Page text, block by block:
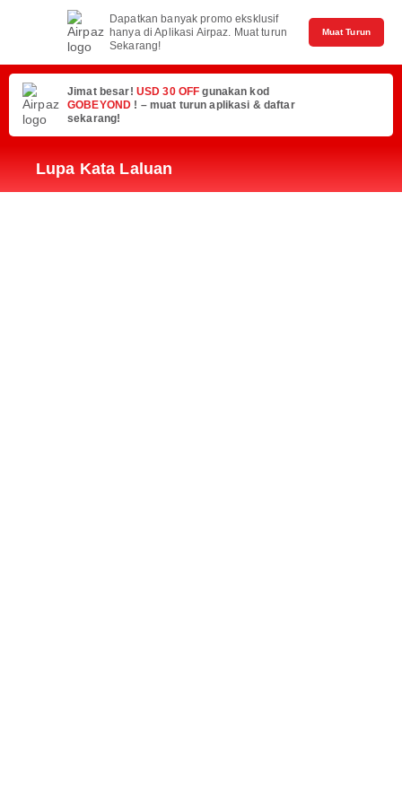
Dapatkan banyak promo eksklusif
hanya di Aplikasi Airpaz. Muat turun
Sekarang!
Muat Turun
Jimat besar! USD 30 OFFgunakan kod
GOBEYOND ! – muat turun aplikasi & daftar
sekarang!
Lupa Kata Laluan